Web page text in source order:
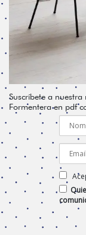
Suscríbete a nuestra
Formentera en pdf